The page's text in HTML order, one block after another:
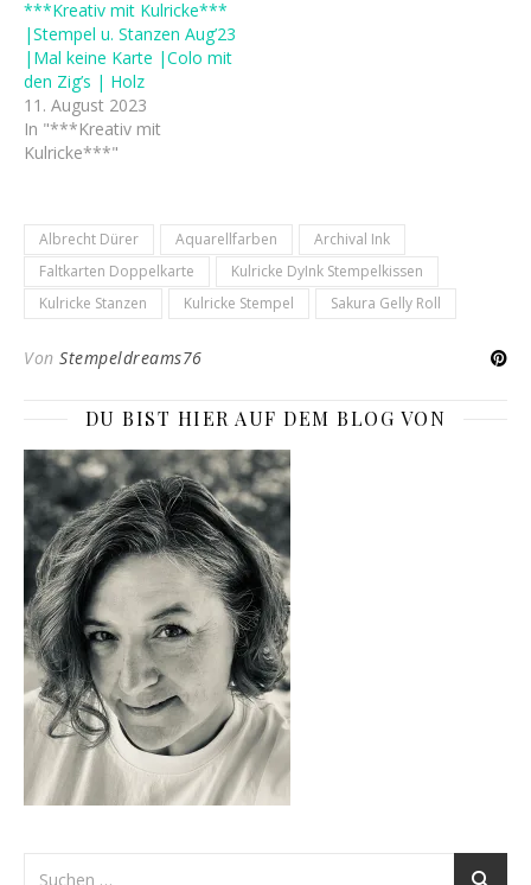
***Kreativ mit Kulricke***
|Stempel u. Stanzen Aug’23
|Mal keine Karte |Colo mit
den Zig’s | Holz
11. August 2023
In "***Kreativ mit
Kulricke***"
Albrecht Dürer Aquarellfarben
Archival Ink
Faltkarten Doppelkarte
Kulricke DyInk Stempelkissen
Kulricke Stanzen
Kulricke Stempel Sakura Gelly Roll
Von Stempeldreams76
DU BIST HIER AUF DEM BLOG VON